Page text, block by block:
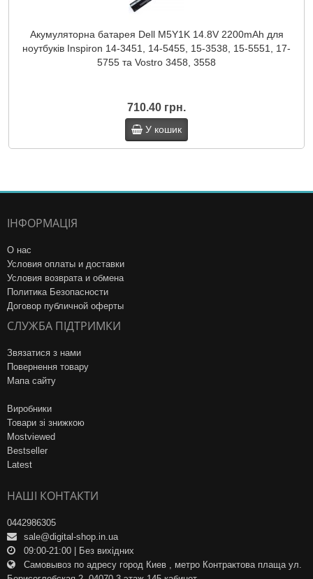
Акумуляторна батарея Dell M5Y1K 14.8V 2200mAh для
ноутбуків Inspiron 14-3451, 14-5455, 15-3538, 15-5551, 17-
5755 та Vostro 3458, 3558
710.40 грн.
У кошик
ІНФОРМАЦІЯ
О нас
Условия оплаты и доставки
Условия возврата и обмена
Политика Безопасности
Договор публичной оферты
СЛУЖБА ПІДТРИМКИ
Звязатися з нами
Повернення товару
Мапа сайту
Виробники
Товари зі знижкою
Mostviewed
Bestseller
Latest
НАШІ КОНТАКТИ
0442986305
sale@digital-shop.in.ua
09:00-21:00 | Без вихідних
Самовывоз по адресу город Киев , метро Контрактова плаща ул.